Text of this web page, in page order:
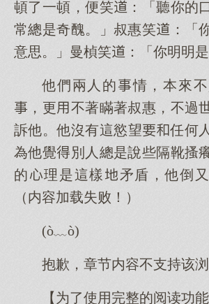
頓了一頓，便笑：「聽你的
常總是奇醜。」叔惠笑：「
意思。」曼楨笑：「你明明是
他們兩人的情，本來
，更不著瞞著叔惠，不過
訴他。他沒有這慾望任何
為他覺別人總是說些隔靴搔
的理是這樣矛盾，他倒
（内容加载失败！）
(ò﹏ò)
抱歉，章节内容不支持该
【为了使用完整的阅读功能